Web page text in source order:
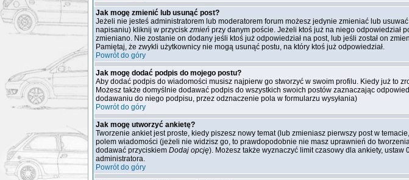
Jak mogę zmienić lub usunąć post?
Jeżeli nie jesteś administratorem lub moderatorem forum możesz jedynie zmieniać lub
napisaniu) kliknij w przycisk zmień przy danym poście. Jeżeli ktoś już na niego odpowiedział
zmieniano. Nie zostanie on dodany jeśli ktoś już odpowiedział na post, lub jeśli został on
Pamiętaj, że zwykli użytkownicy nie mogą usunąć postu, na który ktoś już odpowiedział.
Powrót do góry
Jak mogę dodać podpis do mojego postu?
Aby dodać podpis do wiadomości musisz najpierw go stworzyć w swoim profilu. Kiedy już to
Możesz także domyślnie dodawać podpis do wszystkich swoich postów zaznaczając
dodawaniu do niego podpisu, przez odznaczenie pola w formularzu wysyłania)
Powrót do góry
Jak mogę utworzyć ankietę?
Tworzenie ankiet jest proste, kiedy piszesz nowy temat (lub zmieniasz pierwszy post w
polem wiadomości (jeżeli nie widzisz go, to prawdopodobnie nie masz uprawnień do
dodawać przyciskiem Dodaj opcję). Możesz także wyznaczyć limit czasowy dla ankiety,
administratora.
Powrót do góry